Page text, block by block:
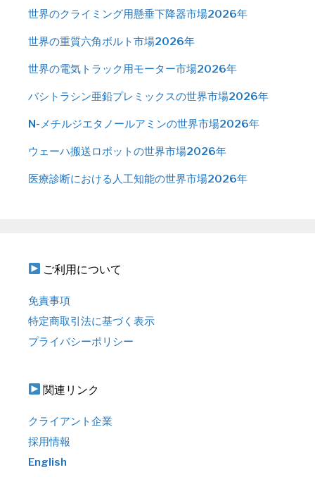
世界のクライミング用懸垂下降器市場2026年
世界の重質六角ボルト市場2026年
世界の電気トラック用モーター市場2026年
バシトラシン亜鉛プレミックスの世界市場2026年
N-メチルジエタノールアミンの世界市場2026年
ウェーハ搬送ロボットの世界市場2026年
医療診断における人工知能の世界市場2026年
ご利用について
免責事項
特定商取引法に基づく表示
プライバシーポリシー
関連リンク
クライアント企業
採用情報
English